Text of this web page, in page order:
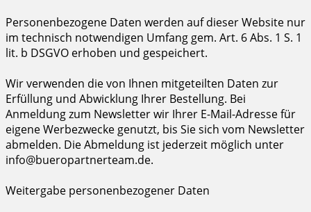
Personenbezogene Daten werden auf dieser Website nur
im technisch notwendigen Umfang gem. Art. 6 Abs. 1 S. 1
lit. b DSGVO erhoben und gespeichert.
Wir verwenden die von Ihnen mitgeteilten Daten zur
Erfüllung und Abwicklung Ihrer Bestellung. Bei
Anmeldung zum Newsletter wir Ihrer E-Mail-Adresse für
eigene Werbezwecke genutzt, bis Sie sich vom Newsletter
abmelden. Die Abmeldung ist jederzeit möglich unter
info@bueropartnerteam.de.
Weitergabe personenbezogener Daten